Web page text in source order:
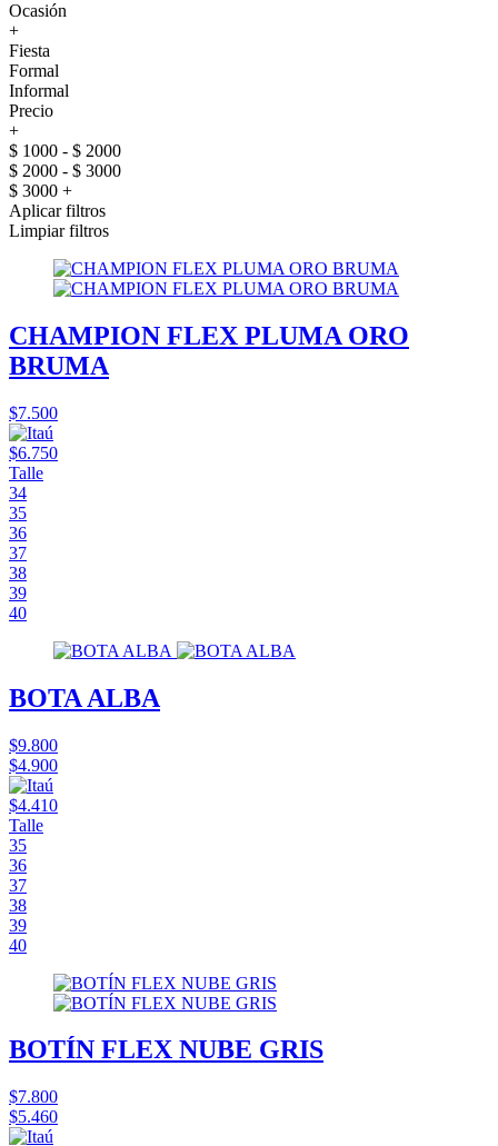
Ocasión
+
Fiesta
Formal
Informal
Precio
+
$ 1000 - $ 2000
$ 2000 - $ 3000
$ 3000 +
Aplicar filtros
Limpiar filtros
CHAMPION FLEX PLUMA ORO
BRUMA
$7.500
$6.750
Talle
34
35
36
37
38
39
40
BOTA ALBA
$9.800
$4.900
$4.410
Talle
35
36
37
38
39
40
BOTÍN FLEX NUBE GRIS
$7.800
$5.460